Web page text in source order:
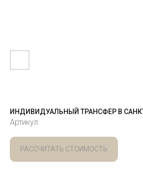
ИНДИВИДУАЛЬНЫЙ ТРАНСФЕР В
Артикул:
РАССЧИТАТЬ СТОИМОСТЬ